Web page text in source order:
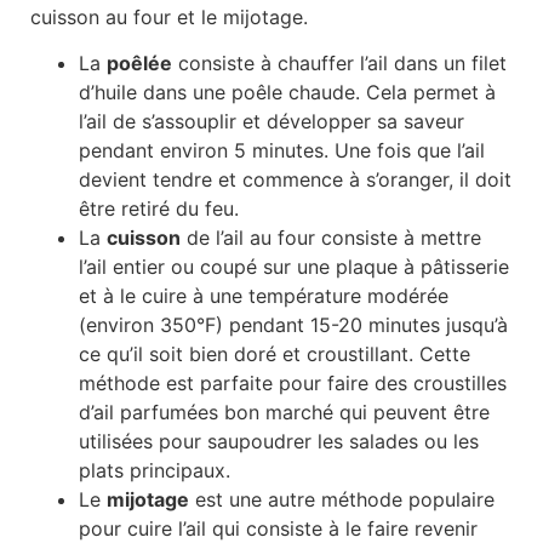
cuisson au four et le mijotage.
La poêlée consiste à chauffer l’ail dans un filet
d’huile dans une poêle chaude. Cela permet à
l’ail de s’assouplir et développer sa saveur
pendant environ 5 minutes. Une fois que l’ail
devient tendre et commence à s’oranger, il doit
être retiré du feu.
La cuisson de l’ail au four consiste à mettre
l’ail entier ou coupé sur une plaque à pâtisserie
et à le cuire à une température modérée
(environ 350°F) pendant 15-20 minutes jusqu’à
ce qu’il soit bien doré et croustillant. Cette
méthode est parfaite pour faire des croustilles
d’ail parfumées bon marché qui peuvent être
utilisées pour saupoudrer les salades ou les
plats principaux.
Le mijotage est une autre méthode populaire
pour cuire l’ail qui consiste à le faire revenir